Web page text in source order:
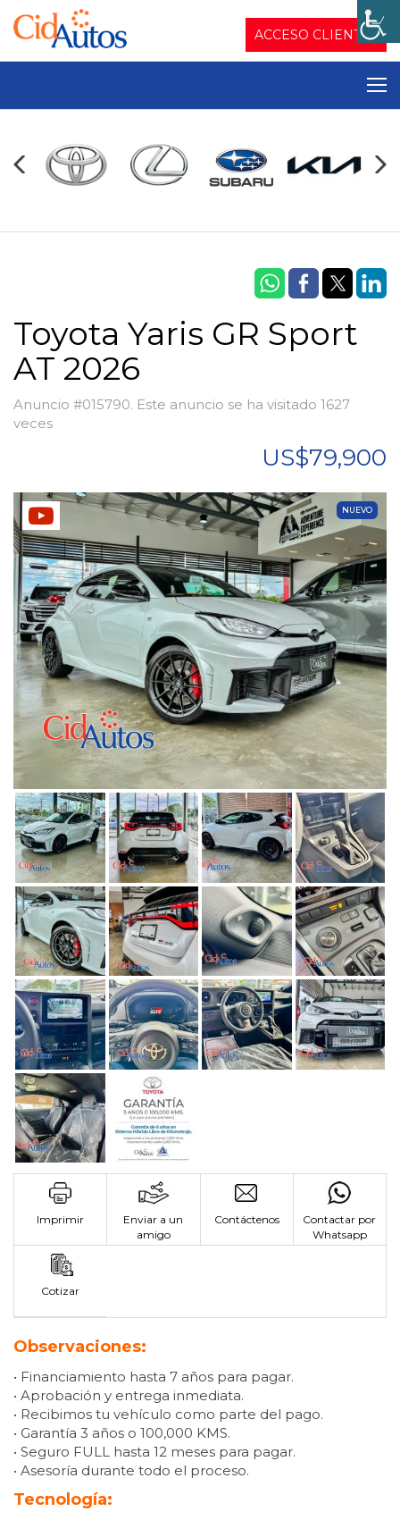
ACCESO CLIENTES
Toyota Yaris GR Sport
AT 2026
Anuncio #015790. Este anuncio se ha visitado 1627
veces
US$79,900
NUEVO
Imprimir
Enviar a un
amigo
Contáctenos
Contactar por
Whatsapp
Cotizar
Observaciones:
• Financiamiento hasta 7 años para pagar.
• Aprobación y entrega inmediata.
• Recibimos tu vehículo como parte del pago.
• Garantía 3 años o 100,000 KMS.
• Seguro FULL hasta 12 meses para pagar.
• Asesoría durante todo el proceso.
Tecnología: